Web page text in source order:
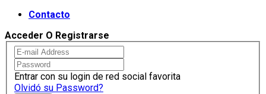
Contacto
Acceder O Registrarse
Entrar con su login de red social favorita
Olvidó su Password?